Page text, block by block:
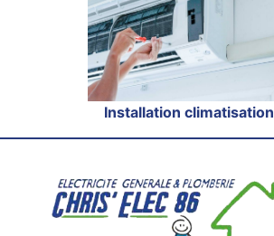
Installation climatisation